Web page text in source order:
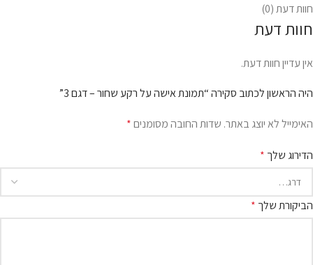
חוות דעת (0)
חוות דעת
אין עדיין חוות דעת.
היה הראשון לכתוב סקירה “תמונת אישה על רקע שחור – דגם 3”
האימייל לא יוצג באתר. שדות החובה מסומנים*
הדירוג שלך *
הביקורת שלך *